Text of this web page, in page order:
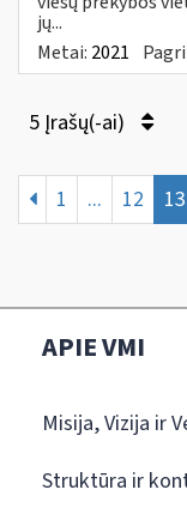
jų...
Metai: 2021
5 Įrašų(-ai)
1 ... 12 13
APIE VMI
Misija, Vizija ir
Struktūra ir